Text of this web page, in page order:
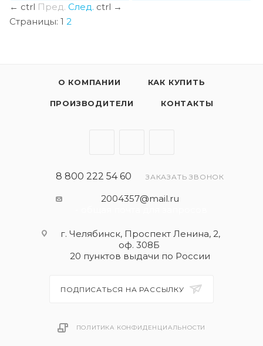
← ctrl Пред. След. ctrl →
Страницы: 1 2
О КОМПАНИИ КАК КУПИТЬ
ПРОИЗВОДИТЕЛИ КОНТАКТЫ
8 800 222 54 60 ЗАКАЗАТЬ ЗВОНОК
2004357@mail.ru
г. Челябинск, Проспект Ленина, 2,
оф. 308Б
20 пунктов выдачи по России
ПОДПИСАТЬСЯ НА РАССЫЛКУ
ПОЛИТИКА КОНФИДЕНЦИАЛЬНОСТИ